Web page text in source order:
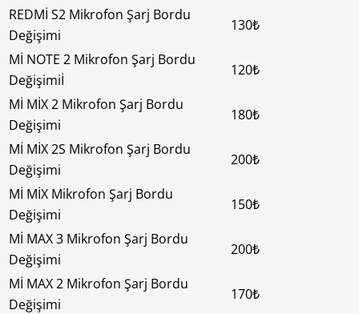
REDMİ S2 Mikrofon Şarj Bordu
Değişimi
130₺
Mİ NOTE 2 Mikrofon Şarj Bordu
Değişimiİ
120₺
Mİ MİX 2 Mikrofon Şarj Bordu
Değişimi
180₺
Mİ MİX 2S Mikrofon Şarj Bordu
Değişimi
200₺
Mİ MİX Mikrofon Şarj Bordu
Değişimi
150₺
Mİ MAX 3 Mikrofon Şarj Bordu
Değişimi
200₺
Mİ MAX 2 Mikrofon Şarj Bordu
Değişimi
170₺